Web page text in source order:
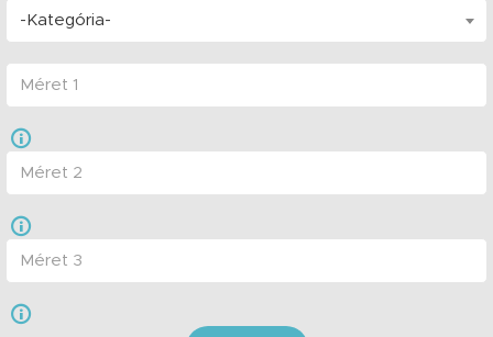
-Kategória-